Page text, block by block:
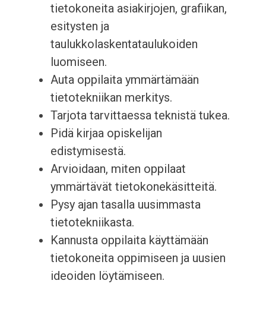
tietokoneita asiakirjojen, grafiikan,
esitysten ja
taulukkolaskentataulukoiden
luomiseen.
Auta oppilaita ymmärtämään
tietotekniikan merkitys.
Tarjota tarvittaessa teknistä tukea.
Pidä kirjaa opiskelijan
edistymisestä.
Arvioidaan, miten oppilaat
ymmärtävät tietokonekäsitteitä.
Pysy ajan tasalla uusimmasta
tietotekniikasta.
Kannusta oppilaita käyttämään
tietokoneita oppimiseen ja uusien
ideoiden löytämiseen.